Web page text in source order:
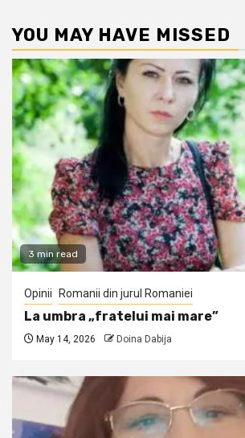
YOU MAY HAVE MISSED
3 min read
Opinii Romanii din jurul Romaniei
La umbra „fratelui mai mare”
May 14, 2026 Doina Dabija